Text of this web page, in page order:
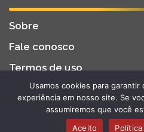
Sobre
Fale conosco
Termos de uso
2022 - Todos os Direitos Reservados
Usamos cookies para
experiência em nosso site. Se
assumiremos que você
Aceito